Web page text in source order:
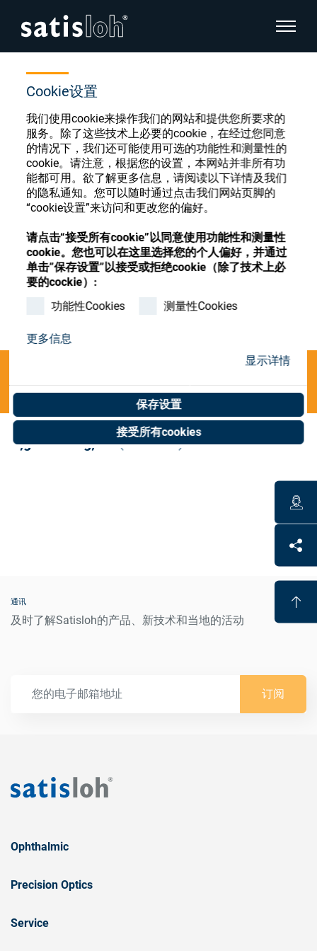
Cookie设置
我们使用cookie来操作我们的网站和提供您所要求的
服务。除了这些技术上必要的cookie，在经过您同意
的情况下，我们还可能使用可选的功能性和测量性的
cookie。请注意，根据您的设置，本网站并非所有功
能都可用。欲了解更多信息，请阅读以下详情及我们
的隐私通知。您可以随时通过点击我们网站页脚的
“cookie设置”来访问和更改您的偏好。
请点击“接受所有cookie”以同意使用功能性和测量性
cookie。您也可以在这里选择您的个人偏好，并通过
单击”保存设置”以接受或拒绝cookie（除了技术上必
要的cockie）:
功能性Cookies
测量性Cookies
更多信息
显示详情
保存设置
接受所有cookies
显示页
汉语
眼镜光学
精密光学
我们是谁
加入我们
隐藏页面导航
English
Deutsch
Español
Français
眼镜光学耗材商店
种眼镜光学耗材
Categories
P;generating;S II(0 results)
通讯
及时了解Satisloh的产品、新技术和当地的活动
订阅
Ophthalmic
Precision Optics
Service